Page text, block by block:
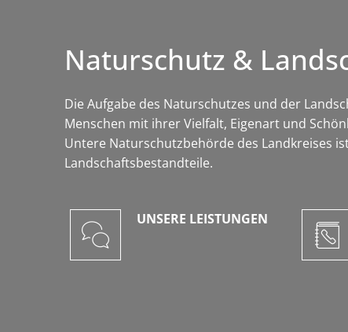
Naturschutz &
Die Aufgabe des Naturschutzes und der
Menschen mit ihrer Vielfalt, Eigenart und
Untere Naturschutzbehörde des Landkreises
Landschaftsbestandteile.
UNSERE LEISTUNGEN